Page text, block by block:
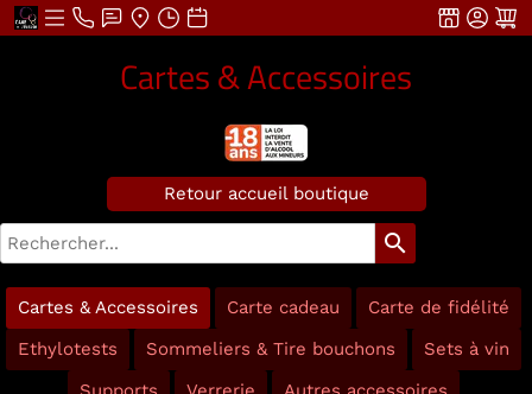
Cartes & Accessoires
Retour accueil boutique
search
Cartes & Accessoires Carte cadeau
Carte de fidélité
Ethylotests
Sommeliers & Tire bouchons
Sets à vin